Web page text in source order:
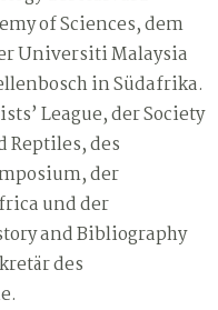
of Sciences, dem
Universiti Malaysia
in Südafrika.
League, der Society
Reptiles, des
der
und der
and Bibliography
des